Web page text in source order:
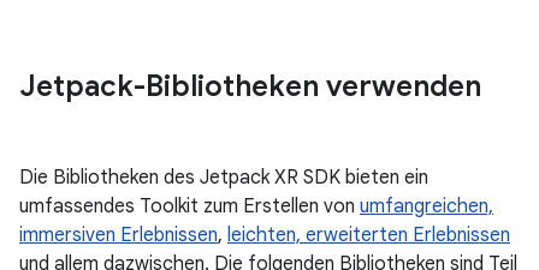
Jetpack-Bibliotheken verwenden
Die Bibliotheken des Jetpack XR SDK bieten ein
umfassendes Toolkit zum Erstellen von umfangreichen,
immersiven Erlebnissen, leichten, erweiterten Erlebnissen
und allem dazwischen. Die folgenden Bibliotheken sind Teil